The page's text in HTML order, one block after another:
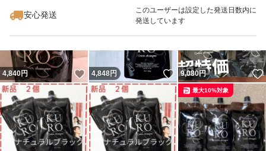
安心発送
このユーザーは設定した発送日数内に
発送しています
4,840円 いいね！
4,848円 いいね！
9,080円
最大10%対象